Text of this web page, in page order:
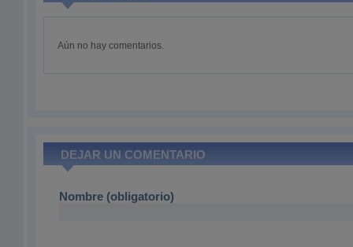
Aún no hay comentarios.
DEJAR UN COMENTARIO
Nombre (obligatorio)